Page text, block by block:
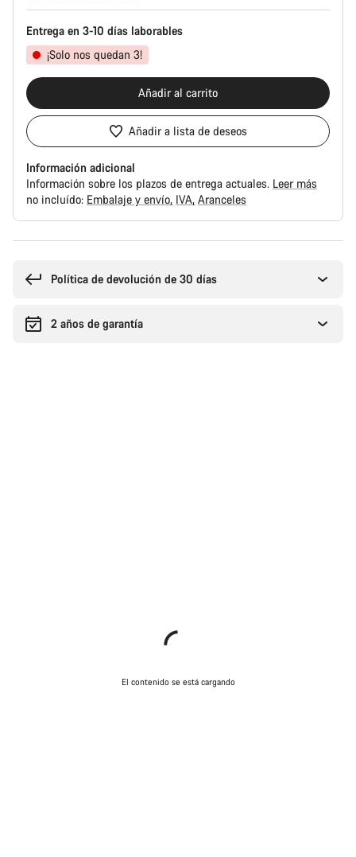
Entrega en 3-10 días laborables
¡Solo nos quedan 3!
Añadir al carrito
Añadir a lista de deseos
Información adicional
Información sobre los plazos de entrega actuales. Leer más
no incluído: Embalaje y envío IVA Aranceles
compra
Política de devolución de 30 días
2 años de garantía
El contenido se está cargando